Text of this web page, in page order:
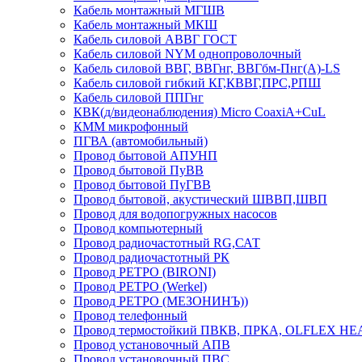
Кабель монтажный МГШВ
Кабель монтажный МКШ
Кабель силовой АВВГ ГОСТ
Кабель силовой NYM однопроволочный
Кабель силовой ВВГ, ВВГнг, ВВГбм-Пнг(А)-LS
Кабель силовой гибкий КГ,КВВГ,ПРС,РПШ
Кабель силовой ППГнг
КВК(д/видеонаблюдения) Micro CoaxiA+CuL
КММ микрофонный
ПГВА (автомобильный)
Провод бытовой АПУНП
Провод бытовой ПуВВ
Провод бытовой ПуГВВ
Провод бытовой, акустический ШВВП,ШВП
Провод для водопогружных насосов
Провод компьютерный
Провод радиочастотный RG,САТ
Провод радиочастотный РК
Провод РЕТРО (BIRONI)
Провод РЕТРО (Werkel)
Провод РЕТРО (МЕЗОНИНЪ))
Провод телефонный
Провод термостойкий ПВКВ, ПРКА, OLFLEX
Провод установочный АПВ